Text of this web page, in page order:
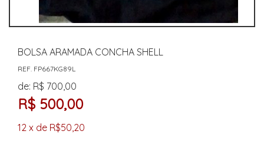
BOLSA ARAMADA CONCHA SHELL
REF. FP667KG89L
de: R$ 700,00
R$ 500,00
12 x de R$50,20